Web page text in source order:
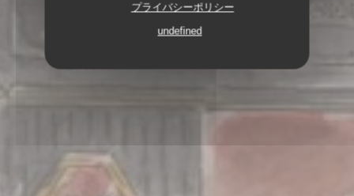
プライバシーポリシー
undefined